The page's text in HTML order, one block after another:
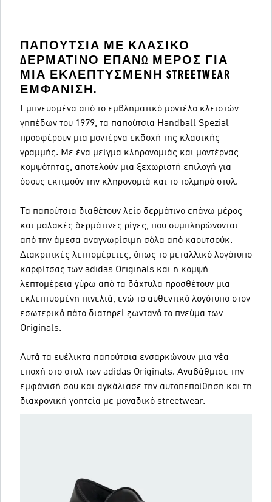
ΠΑΠΟΎΤΣΙΑ ΜΕ ΚΛΑΣΙΚΌ
ΔΕΡΜΆΤΙΝΟ ΕΠΆΝΩ ΜΈΡΟΣ ΓΙΑ
ΜΙΑ ΕΚΛΕΠΤΥΣΜΈΝΗ STREETWEAR
ΕΜΦΆΝΙΣΗ.
Εμπνευσμένα από το εμβληματικό μοντέλο κλειστών
γηπέδων του 1979, τα παπούτσια Handball Spezial
προσφέρουν μια μοντέρνα εκδοχή της κλασικής
γραμμής. Με ένα μείγμα κληρονομιάς και μοντέρνας
κομψότητας, αποτελούν μια ξεχωριστή επιλογή για
όσους εκτιμούν την κληρονομιά και το τολμηρό στυλ.
Τα παπούτσια διαθέτουν λείο δερμάτινο επάνω μέρος
και μαλακές δερμάτινες ρίγες, που συμπληρώνονται
από την άμεσα αναγνωρίσιμη σόλα από καουτσούκ.
Διακριτικές λεπτομέρειες, όπως το μεταλλικό λογότυπο
καρφίτσας των adidas Originals και η κομψή
λεπτομέρεια γύρω από τα δάχτυλα προσθέτουν μια
εκλεπτυσμένη πινελιά, ενώ το αυθεντικό λογότυπο στον
εσωτερικό πάτο διατηρεί ζωντανό το πνεύμα των
Originals.
Αυτά τα ευέλικτα παπούτσια ενσαρκώνουν μια νέα
εποχή στο στυλ των adidas Originals. Αναβάθμισε την
εμφάνισή σου και αγκάλιασε την αυτοπεποίθηση και τη
διαχρονική γοητεία με μοναδικό streetwear.